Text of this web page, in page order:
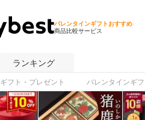
バレンタインギフトおすすめ
商品比較サービス
ランキング
ギフト・プレゼント バレンタインギフ